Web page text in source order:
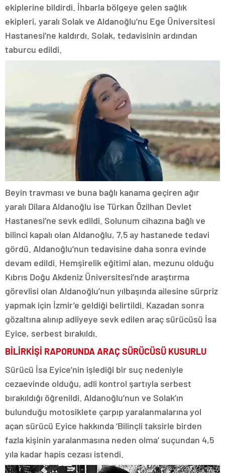
ekiplerine bildirdi. İhbarla bölgeye gelen sağlık
ekipleri, yaralı Solak ve Aldanoğlu’nu Ege Üniversitesi
Hastanesi’ne kaldırdı. Solak, tedavisinin ardından
taburcu edildi.
Beyin travması ve buna bağlı kanama geçiren ağır
yaralı Dilara Aldanoğlu ise Türkan Özilhan Devlet
Hastanesi’ne sevk edildi. Solunum cihazına bağlı ve
bilinci kapalı olan Aldanoğlu, 7,5 ay hastanede tedavi
gördü. Aldanoğlu’nun tedavisine daha sonra evinde
devam edildi. Hemşirelik eğitimi alan, mezunu olduğu
Kıbrıs Doğu Akdeniz Üniversitesi’nde araştırma
görevlisi olan Aldanoğlu’nun yılbaşında ailesine sürpriz
yapmak için İzmir’e geldiği belirtildi. Kazadan sonra
gözaltına alınıp adliyeye sevk edilen araç sürücüsü İsa
Eyice, serbest bırakıldı.
BİLİRKİŞİ RAPORUNDA ARAÇ SÜRÜCÜSÜ KUSURLU
Sürücü İsa Eyice’nin işlediği bir suç nedeniyle
cezaevinde olduğu, adli kontrol şartıyla serbest
bırakıldığı öğrenildi. Aldanoğlu’nun ve Solak’ın
bulunduğu motosiklete çarpıp yaralanmalarına yol
açan sürücü Eyice hakkında ‘Bilinçli taksirle birden
fazla kişinin yaralanmasına neden olma’ suçundan 4,5
yıla kadar hapis cezası istendi.